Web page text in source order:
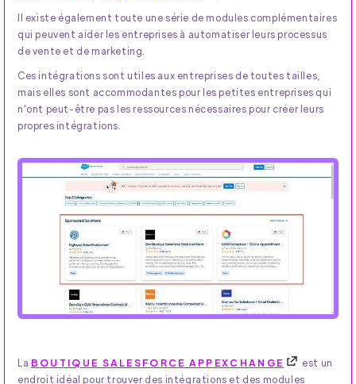
Il existe également toute une série de modules complémentaires
qui peuvent aider les entreprises à automatiser leurs processus
de vente et de marketing.
Ces intégrations sont utiles aux entreprises de toutes tailles,
mais elles sont accommodantes pour les petites entreprises qui
n'ont peut-être pas les ressources nécessaires pour créer leurs
propres intégrations.
La BOUTIQUE SALESFORCE APPEXCHANGE
est un
endroit idéal pour trouver des intégrations et des modules